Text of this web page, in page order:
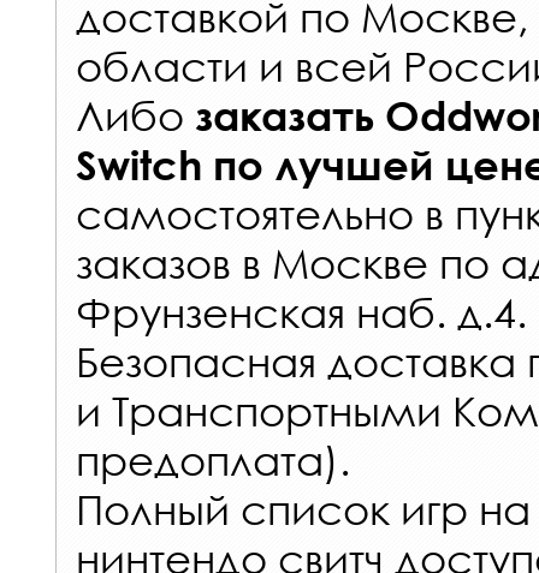
доставкой по
области и всей
Либо заказать
Switch по лучшей
самостоятельно в
заказов в Москве по
Фрунзенская наб. д.4.
Безопасная
и Транспортными
предоплата).
Полный список игр
нинтендо свитч